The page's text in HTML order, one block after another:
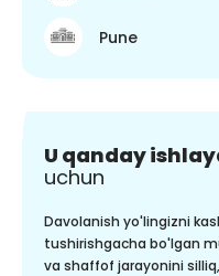
Pune
U qanday
uchun
Davolanish yo'lingizni
tushirishgacha bo'lgan
va shaffof jarayonini